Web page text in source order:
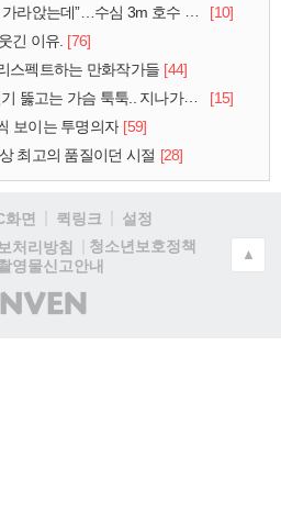
데”…수심 3m 호수 뛰어든 60대 의인
[10]
긴 이유. [76]
스펙트하는 만화작가들 [44]
는 가슴 툭툭.. 지나가던 아재의 정체
[15]
보이는 투명의자 [59]
최고의 품질이던 시절 [28]
화면 퀵링크
설정
처리방침
청소년보호정책
영물신고안내
(주)
인
▲